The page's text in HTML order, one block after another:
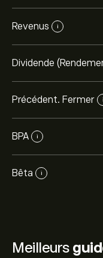
Revenus i
Dividende
Précédent. Fermer i
BPA i
Bêta i
Meilleurs